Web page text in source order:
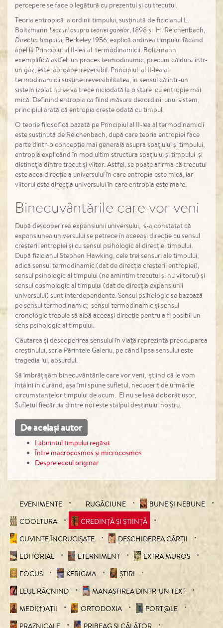
percepere se face o legătură cu prezentul și cu trecutul.
Teoria entropică a ordinii timpului, susținută de fizicianul L.
Boltzmann Lecturi asupra teoriei gazelor, 1898 și H. Reichenbach,
Direcția timpului, Berkeley 1956, explică ordinea timpului făcând
apel la Principiul al II-lea al termodinamicii. Boltzmann
exemplifică astfel: un proces termodinamic, precum căldura într-
un gaz, este aproape ireversibil. Principiul al II-lea al
termodinamicii susține ireversibilitatea, în sensul că într-un
sistem izolat nu se va trece niciodată la o stare cu entropie mai
mică. Definind entropia ca fiind măsura dezordinii unui sistem,
principiul arată că entropia crește odată cu timpul.
O teorie filosofică bazată pe Principiul al II-lea al termodinamicii
este susținută de Reichenbach, după care teoria entropiei face
parte dintr-o concepție mai generală asupra spațiului și timpului,
entropia explicând în mod ultim structura spațiului și timpului și
distincția dintre trecut și viitor. Astfel, se poate afirma că trecutul
este acea direcție a universului în care entropia este mică, iar
viitorul este direcția universului în care entropia este mare.
Binecuvântările care vor veni
După descoperirea expansiunii universului, s-a constatat că
expansiunea universului se petrece în aceeași direcție cu sensul
creșterii entropiei și cu sensul psihologic al direcției timpului.
După fizicianul Stephen Hawking, cele trei sensuri ale timpului,
adică sensul termodinamic (dat de direcția creșterii entropiei),
sensul psihologic al timpului (ne amintim trecutul și nu viitorul) și
sensul cosmologic al timpului (dat de direcția expansiunii
universului) sunt interdependente. Sensul psihologic se bazează
pe sensul termodinamic; sensul termodinamic și sensul
cronologic trebuie să aibă aceeași direcție pentru a fi posibil un
sens psihologic al timpului.
Căutarea și descoperirea sensului în viață reprezintă preocuparea
creștinului, scria Părintele Galeriu, pe când lipsa sensului este
tragedia lui, absurdul.
Să îmbrățișăm binecuvântările care vor veni, știind că le vom
întâlni în curând, așa îmi spune sufletul, necucerit de urmările
circumstanțelor timpului de acum. El nu se lasă doborât ușor,
Sufletul fiecăruia dintre noi este stâlpul destinului nostru.
De același autor
Labirintul timpului regăsit
Între macrocosmos și microcosmos
Despre ecoul originar
EVENIMENTE RUGĂCIUNE
BUNE ȘI NEBUNE
COOLTURA
CREDINȚĂ ȘI ȘTIINȚĂ
CUVINTE ÎNCRUCIŞATE
DESCHIDEREA CĂRȚII
EDITORIAL
ETERNIMENT
EXTRA MUROS
FOCUS
KERIGMA
ȘTIRI
LEUL RĂCNIND
MANASTIREA DINTR-UN TEXT
MEDI(†)AȚII
ORTODOXIA
PORT@LE
PRAZNICALE
PRIBEAG ȘI CĂLĂTOR